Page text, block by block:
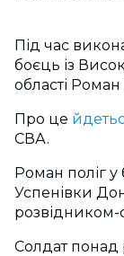
Під час
боєць із
області
Про це
СВА.
Роман поліг
Успенівки
розвідником-
Солдат понад